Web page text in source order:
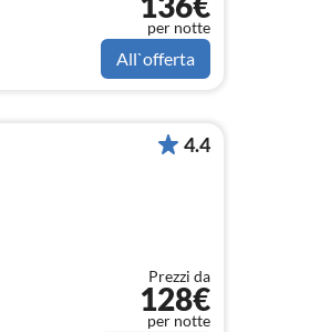
per notte
All`offerta
4.4
Prezzi da
128€
per notte